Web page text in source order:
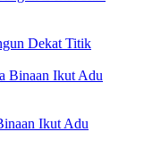
Dekat Titik
Ikut Adu